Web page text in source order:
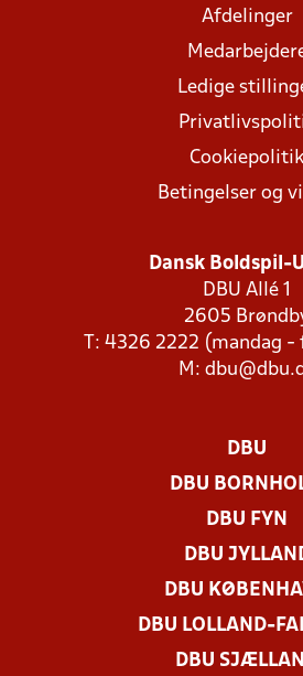
Afdelinger
Ledige
Cookiepolitik
Betingelser og
Dansk Boldspil-
DBU Allé 1
2605
T: 4326 2222 (mandag
M:
DBU
DBU
DBU FYN
DBU
DBU
DBU LOLLAND-
DBU